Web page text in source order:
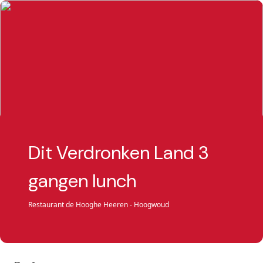
Dit Verdronken Land 3
gangen lunch
Restaurant de Hooghe Heeren - Hoogwoud